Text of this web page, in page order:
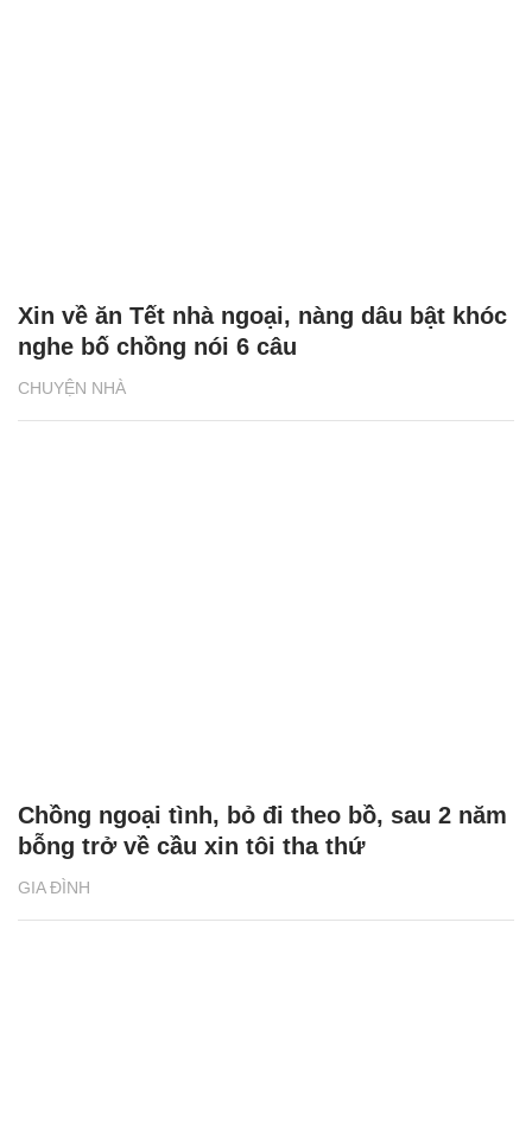
CHUYỆN NHÀ
Xin về ăn Tết nhà ngoại, nàng dâu bật khóc
nghe bố chồng nói 6 câu
GIA ĐÌNH
Chồng ngoại tình, bỏ đi theo bồ, sau 2 năm
bỗng trở về cầu xin tôi tha thứ